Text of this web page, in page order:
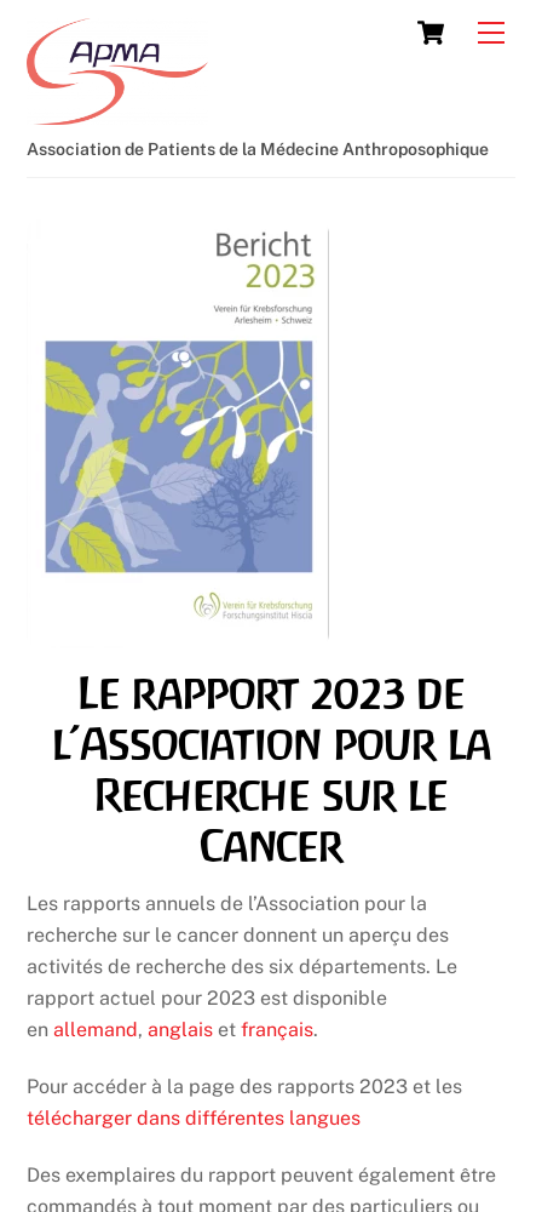
content
Cart
Association de Patients de la Médecine Anthroposophique
Le rapport 2023 de
l’Association pour la
Recherche sur le
Cancer
Les rapports annuels de l’Association pour la
recherche sur le cancer donnent un aperçu des
activités de recherche des six départements. Le
rapport actuel pour 2023 est disponible
enallemand,anglais etfrançais.
Pour accéder à la page des rapports 2023 et les
télécharger dans différentes langues
Des exemplaires du rapport peuvent également être
commandés à tout moment par des particuliers ou